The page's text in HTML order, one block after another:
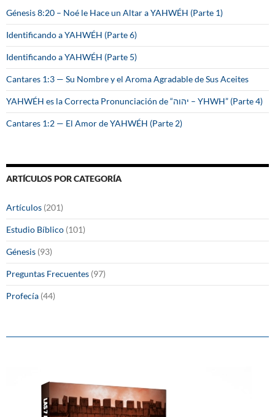
Génesis 8:20 – Noé le Hace un Altar a YAHWÉH (Parte 1)
Identificando a YAHWÉH (Parte 6)
Identificando a YAHWÉH (Parte 5)
Cantares 1:3 — Su Nombre y el Aroma Agradable de Sus Aceites
YAHWÉH es la Correcta Pronunciación de “יהוה – YHWH” (Parte 4)
Cantares 1:2 — El Amor de YAHWÉH (Parte 2)
ARTÍCULOS POR CATEGORÍA
Artículos (201)
Estudio Bíblico (101)
Génesis (93)
Preguntas Frecuentes (97)
Profecía (44)